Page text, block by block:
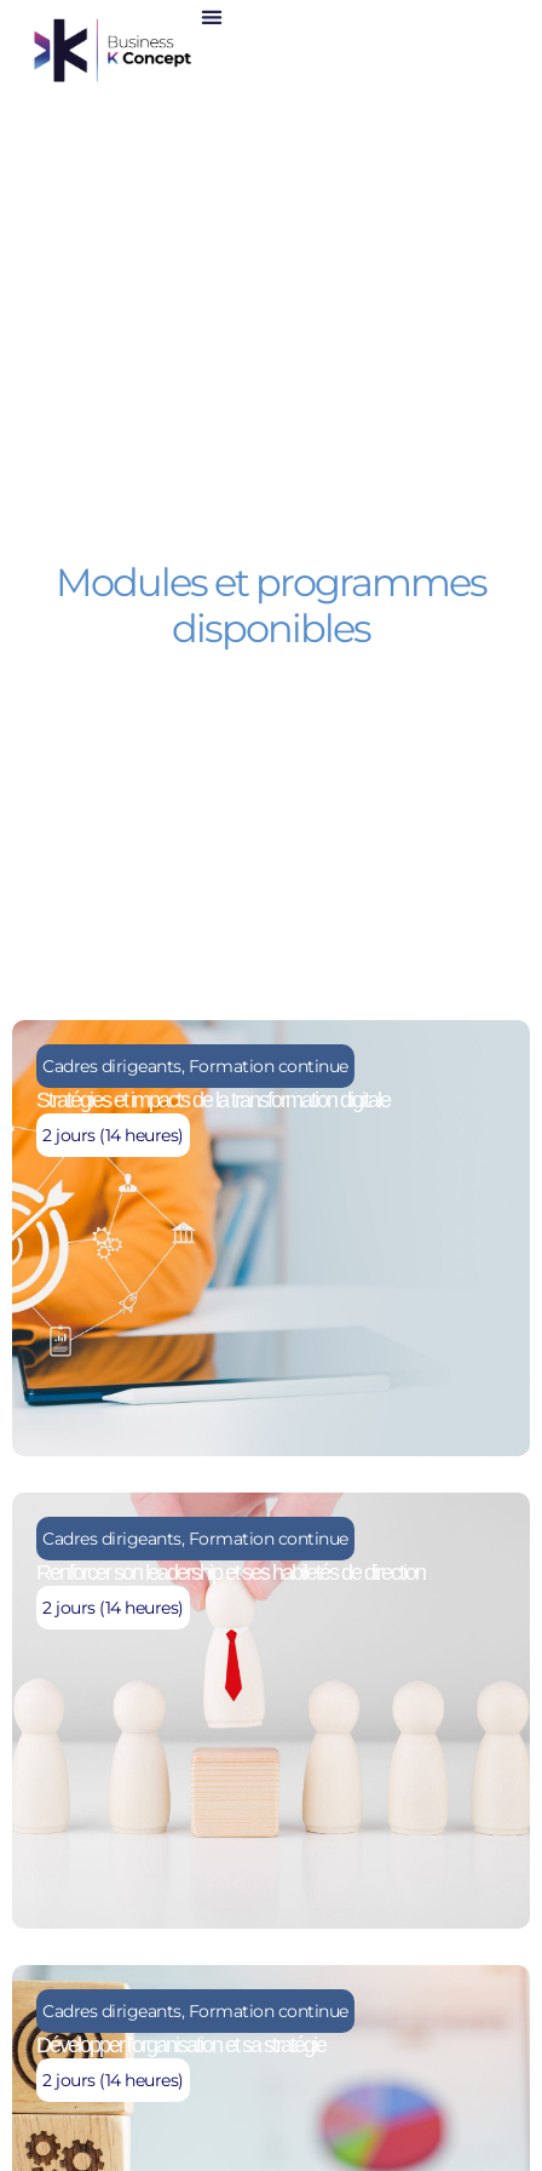
Modules et programmes
disponibles
Cadres dirigeants, Formation continue
Stratégies et impacts de la transformation digitale
2 jours (14 heures)
Cadres dirigeants, Formation continue
Renforcer son leadership et ses habiletés de direction
2 jours (14 heures)
Cadres dirigeants, Formation continue
Développer l’organisation et sa stratégie
2 jours (14 heures)